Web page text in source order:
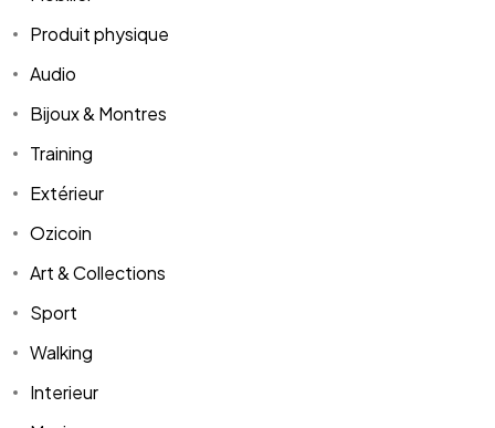
Produit physique
Audio
Bijoux & Montres
Training
Extérieur
Ozicoin
Art & Collections
Sport
Walking
Interieur